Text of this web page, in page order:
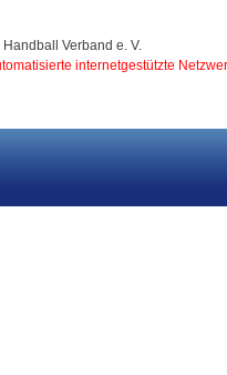
Verband e. V.
internetgestützte